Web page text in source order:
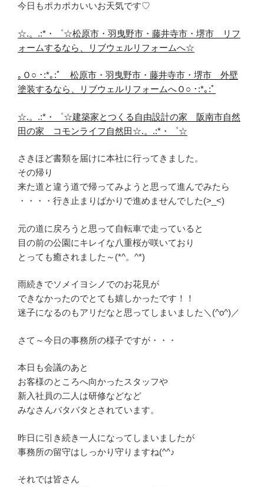
今日もポカポカいいお天気です♡
☆.。.:*・゜☆松原市・羽曳野市・藤井寺市・堺市 リフ
ォームするなら、リブウェルリフォームへ☆
｡Ｏ○ ･:*｡:ﾟ 松原市・羽曳野市・藤井寺市・堺市 外壁
塗装するなら、リブウェルリフォームへＯ○ ･:*｡:ﾟ
☆.。.:*・゜☆建築家とつくる自由設計の家 阪南市自然
田の家 コモンライフ自然田☆.。.:*・゜☆
さきほど書類を届けに本社に行ってきました。
その帰り
来た道と違う道で帰ってみようと思って進んでみたら
・・・・行き止まりばかりで進めませんでした(>_<)
元の道に戻ろうと思って自転車で走っていると
目の前の公園にキレイな八重桜が咲いており
とっても癒されました～(*^。^*)
雨続きでソメイヨシノでのお花見が
できなかったのでとても嬉しかったです！！
迷子になるのもアリだなと思ってしまいました＼(^o^)／
さて～今日の事務所の様子ですが・・・
本日も会議のあと
お客様のところへ向かったスタッフや
新入社員の二人は研修などなど
みなさんバタバタとされています。
昨日に引き続き一人になってしまいましたが
事務所の留守はしっかり守りますね(^^♪
それでは皆さん